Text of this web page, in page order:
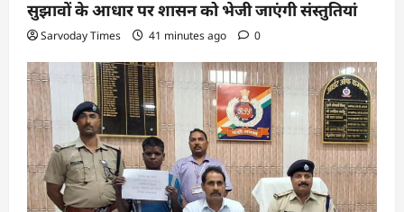
सुझावों के आधार पर शासन को भेजी जाएंगी संस्तुतियां
Sarvoday Times 41 minutes ago 0